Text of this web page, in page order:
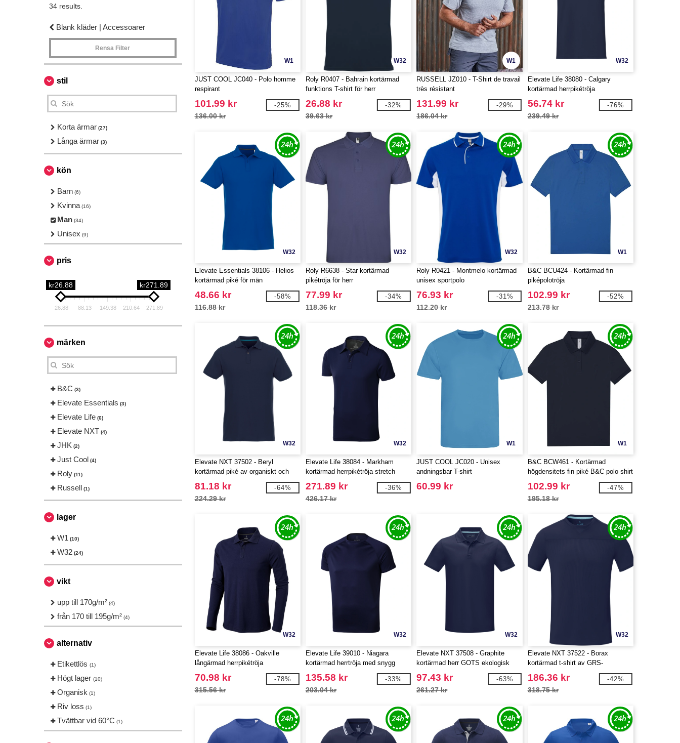
34 results.
Blank kläder | Accessoarer
Rensa Filter
stil
Korta ärmar (27)
Långa ärmar (3)
kön
Barn (6)
Kvinna (16)
Man (34)
Unisex (9)
pris
kr26.88 kr271.89
26.88 88.13 149.38 210.64 271.89
märken
B&C (3)
Elevate Essentials (3)
Elevate Life (6)
Elevate NXT (4)
JHK (2)
Just Cool (4)
Roly (11)
Russell (1)
lager
W1 (10)
W32 (24)
vikt
upp till 170g/m² (4)
från 170 till 195g/m² (4)
alternativ
Etikettlös (1)
Högt lager (10)
Organisk (1)
Riv loss (1)
Tvättbar vid 60°C (1)
W1
JUST COOL JC040 - Polo homme
respirant
101.99 kr
136.00 kr
-25%
W32
Roly R0407 - Bahrain kortärmad
funktions T-shirt för herr
26.88 kr
39.63 kr
-32%
W1
RUSSELL JZ010 - T-Shirt de travail
très résistant
131.99 kr
186.04 kr
-29%
W32
Elevate Life 38080 - Calgary
kortärmad herrpikétröja
56.74 kr
239.49 kr
-76%
W32
Elevate Essentials 38106 - Helios
kortärmad piké för män
48.66 kr
116.88 kr
-58%
W32
Roly R6638 - Star kortärmad
pikétröja för herr
77.99 kr
118.36 kr
-34%
W32
Roly R0421 - Montmelo kortärmad
unisex sportpolo
76.93 kr
112.20 kr
-31%
W1
B&C BCU424 - Kortärmad fin
piképolotröja
102.99 kr
213.78 kr
-52%
W32
Elevate NXT 37502 - Beryl
kortärmad piké av organiskt och
återvunnet material för män
81.18 kr
224.29 kr
-64%
W32
Elevate Life 38084 - Markham
kortärmad herrpikétröja stretch
271.89 kr
426.17 kr
-36%
W1
JUST COOL JC020 - Unisex
andningsbar T-shirt
60.99 kr
W1
B&C BCW461 - Kortärmad
högdensitets fin piké B&C polo shirt
102.99 kr
195.18 kr
-47%
W32
Elevate Life 38086 - Oakville
långärmad herrpikétröja
70.98 kr
315.56 kr
-78%
W32
Elevate Life 39010 - Niagara
kortärmad herrtröja med snygg
passform
135.58 kr
203.04 kr
-33%
W32
Elevate NXT 37508 - Graphite
kortärmad herr GOTS ekologisk
piké
97.43 kr
261.27 kr
-63%
W32
Elevate NXT 37522 - Borax
kortärmad t-shirt av GRS-
återvunnet cool-fitmaterial för herr
186.36 kr
318.75 kr
-42%